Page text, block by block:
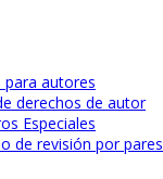
para autores
derechos de autor
Especiales
de revisión por pares